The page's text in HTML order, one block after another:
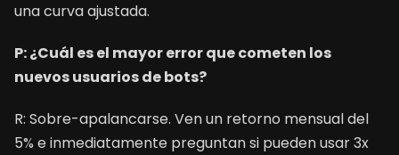
una curva ajustada.
P: ¿Cuál es el mayor error que cometen los
nuevos usuarios de bots?
R: Sobre-apalancarse. Ven un retorno mensual del
5% e inmediatamente preguntan si pueden usar 3x